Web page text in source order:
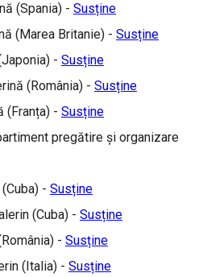
(Spania) - Susține
(Marea Britanie) - Susține
- Susține
(România) - Susține
- Susține
pregătire și organizare
- Susține
(Cuba) - Susține
- Susține
(Italia) - Susține